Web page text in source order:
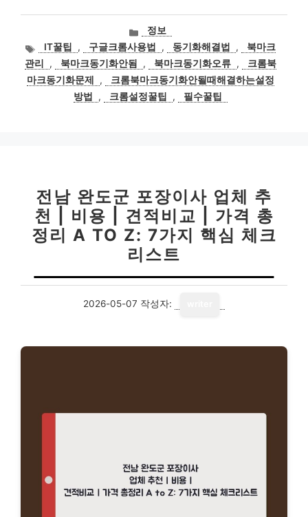
카
테
고
리
정보
태
그
IT꿀팁 , 구글크롬사용법 , 동기화해결법 ,
북마크
관리
, 북마크동기화안됨 , 북마크동기화오류 ,
크롬북
마크동기화문제
,
크롬북마크동기화안될때해결하는설정
방법
, 크롬설정꿀팁 , 필수꿀팁
전남 완도군 포장이사 업체 추
천 | 비용 | 견적비교 | 가격 총
정리 A TO Z: 7가지 핵심 체크
리스트
2026-05-07 작성자: